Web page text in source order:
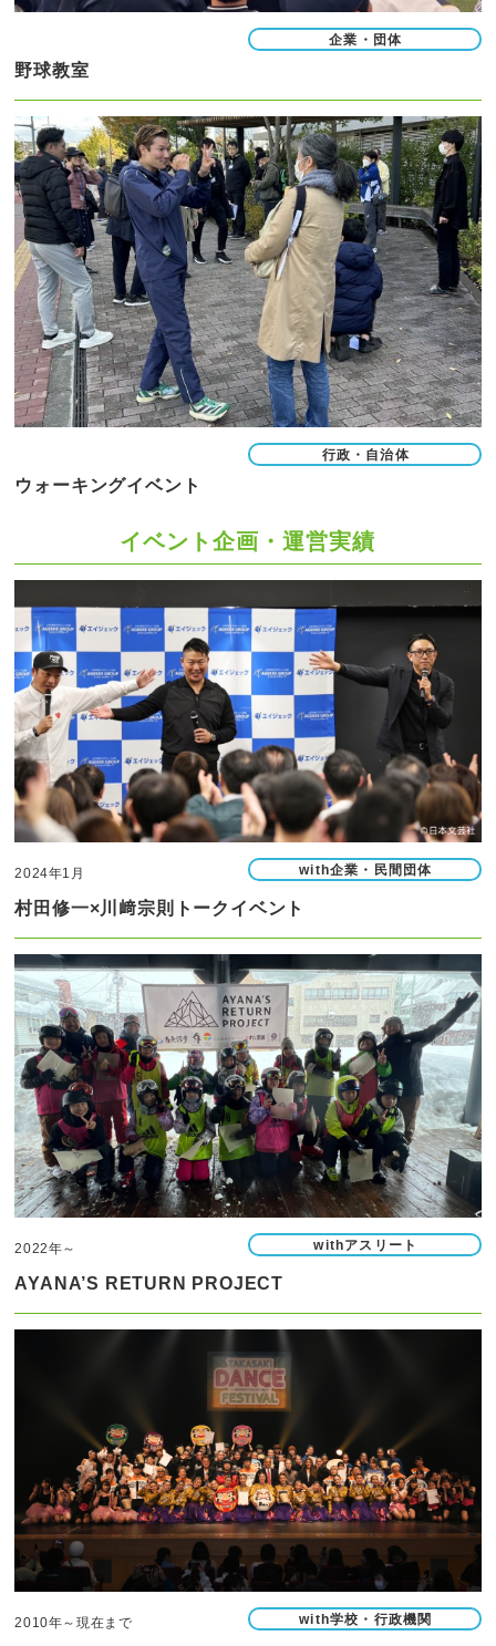
企業・団体
野球教室
行政・自治体
ウォーキングイベント
イベント企画・運営実績
2024年1月 with企業・民間団体
村田修一×川﨑宗則トークイベント
2022年～ withアスリート
AYANA’S RETURN PROJECT
2010年～現在まで with学校・行政機関